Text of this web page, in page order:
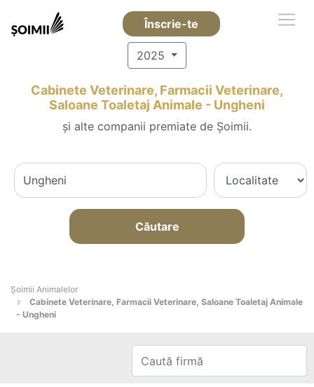
Înscrie-te
2025
Cabinete Veterinare, Farmacii Veterinare,
Saloane Toaletaj Animale - Ungheni
și alte companii premiate de Șoimii.
Căutare
Şoimii Animalelor
Cabinete Veterinare, Farmacii Veterinare, Saloane Toaletaj Animale
- Ungheni